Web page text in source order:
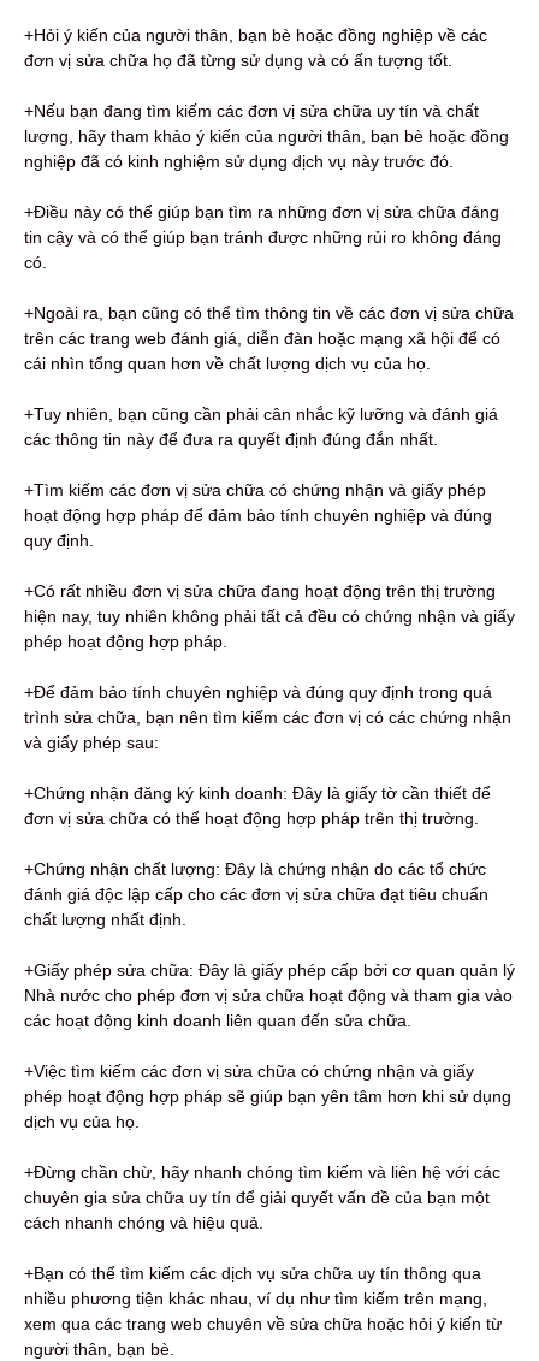
+Hỏi ý kiến ​​của người thân, bạn bè hoặc đồng nghiệp về các
đơn vị sửa chữa họ đã từng sử dụng và có ấn tượng tốt.
+Nếu bạn đang tìm kiếm các đơn vị sửa chữa uy tín và chất
lượng, hãy tham khảo ý kiến ​​của người thân, bạn bè hoặc đồng
nghiệp đã có kinh nghiệm sử dụng dịch vụ này trước đó.
+Điều này có thể giúp bạn tìm ra những đơn vị sửa chữa đáng
tin cậy và có thể giúp bạn tránh được những rủi ro không đáng
có.
+Ngoài ra, bạn cũng có thể tìm thông tin về các đơn vị sửa chữa
trên các trang web đánh giá, diễn đàn hoặc mạng xã hội để có
cái nhìn tổng quan hơn về chất lượng dịch vụ của họ.
+Tuy nhiên, bạn cũng cần phải cân nhắc kỹ lưỡng và đánh giá
các thông tin này để đưa ra quyết định đúng đắn nhất.
+Tìm kiếm các đơn vị sửa chữa có chứng nhận và giấy phép
hoạt động hợp pháp để đảm bảo tính chuyên nghiệp và đúng
quy định.
+Có rất nhiều đơn vị sửa chữa đang hoạt động trên thị trường
hiện nay, tuy nhiên không phải tất cả đều có chứng nhận và giấy
phép hoạt động hợp pháp.
+Để đảm bảo tính chuyên nghiệp và đúng quy định trong quá
trình sửa chữa, bạn nên tìm kiếm các đơn vị có các chứng nhận
và giấy phép sau:
+Chứng nhận đăng ký kinh doanh: Đây là giấy tờ cần thiết để
đơn vị sửa chữa có thể hoạt động hợp pháp trên thị trường.
+Chứng nhận chất lượng: Đây là chứng nhận do các tổ chức
đánh giá độc lập cấp cho các đơn vị sửa chữa đạt tiêu chuẩn
chất lượng nhất định.
+Giấy phép sửa chữa: Đây là giấy phép cấp bởi cơ quan quản lý
Nhà nước cho phép đơn vị sửa chữa hoạt động và tham gia vào
các hoạt động kinh doanh liên quan đến sửa chữa.
+Việc tìm kiếm các đơn vị sửa chữa có chứng nhận và giấy
phép hoạt động hợp pháp sẽ giúp bạn yên tâm hơn khi sử dụng
dịch vụ của họ.
+Đừng chần chừ, hãy nhanh chóng tìm kiếm và liên hệ với các
chuyên gia sửa chữa uy tín để giải quyết vấn đề của bạn một
cách nhanh chóng và hiệu quả.
+Bạn có thể tìm kiếm các dịch vụ sửa chữa uy tín thông qua
nhiều phương tiện khác nhau, ví dụ như tìm kiếm trên mạng,
xem qua các trang web chuyên về sửa chữa hoặc hỏi ý kiến từ
người thân, bạn bè.